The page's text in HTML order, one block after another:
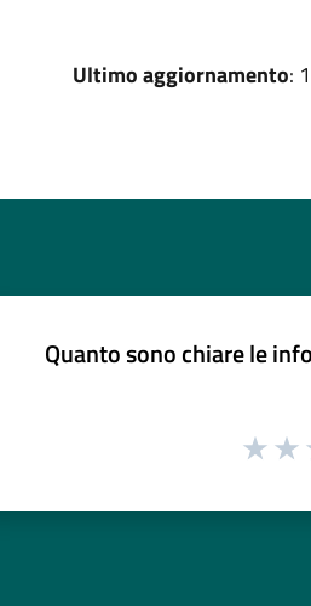
Ultimo aggiornamento:
Quanto sono chiare le